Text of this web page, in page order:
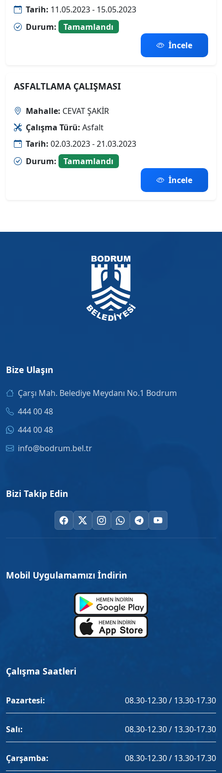
Tarih: 11.05.2023 - 15.05.2023
Durum:
Tamamlandı
İncele
ASFALTLAMA ÇALIŞMASI
Mahalle: CEVAT ŞAKİR
Çalışma Türü: Asfalt
Tarih: 02.03.2023 - 21.03.2023
Durum:
Tamamlandı
İncele
Bize Ulaşın
Çarşı Mah. Belediye Meydanı No.1 Bodrum
444 00 48
444 00 48
info@bodrum.bel.tr
Bizi Takip Edin
Mobil Uygulamamızı İndirin
Çalışma Saatleri
Pazartesi: 08.30-12.30 / 13.30-17.30
Salı: 08.30-12.30 / 13.30-17.30
Çarşamba: 08.30-12.30 / 13.30-17.30